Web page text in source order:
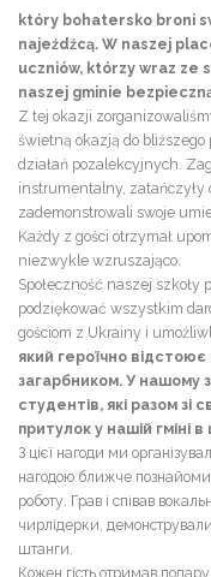
który bohatersko broni
najeźdźcą. W naszej
uczniów, którzy wraz ze
naszej gminie
Z tej okazji
świetną okazją do
działań pozalekcyjnych.
instrumentalny, zatańczyły
zademonstrowali swoje
Każdy z gości otrzymał
niezwykle wzruszająco.
Społeczność naszej
podziękować wszystkim
gościom z Ukrainy i
який героїчно
загарбником. У нашому
студентів, які разом
притулок у нашій гміні
З цієї нагоди ми
нагодою ближче
роботу. Грав і співав
чирлідерки,
штанги.
Кожен гість отримав